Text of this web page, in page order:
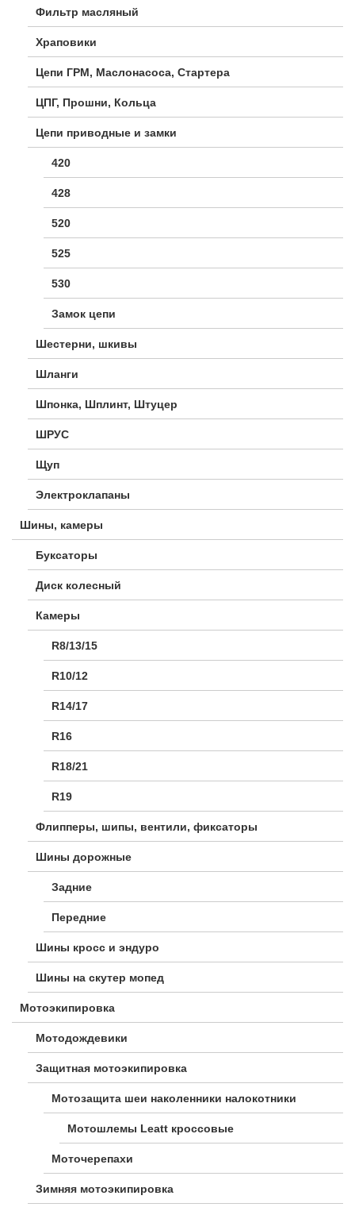
Фильтр масляный
Храповики
Цепи ГРМ, Маслонасоса, Стартера
ЦПГ, Прошни, Кольца
Цепи приводные и замки
420
428
520
525
530
Замок цепи
Шестерни, шкивы
Шланги
Шпонка, Шплинт, Штуцер
ШРУС
Щуп
Электроклапаны
Шины, камеры
Буксаторы
Диск колесный
Камеры
R8/13/15
R10/12
R14/17
R16
R18/21
R19
Флипперы, шипы, вентили, фиксаторы
Шины дорожные
Задние
Передние
Шины кросс и эндуро
Шины на скутер мопед
Мотоэкипировка
Мотодождевики
Защитная мотоэкипировка
Мотозащита шеи наколенники налокотники
Мотошлемы Leatt кроссовые
Моточерепахи
Зимняя мотоэкипировка